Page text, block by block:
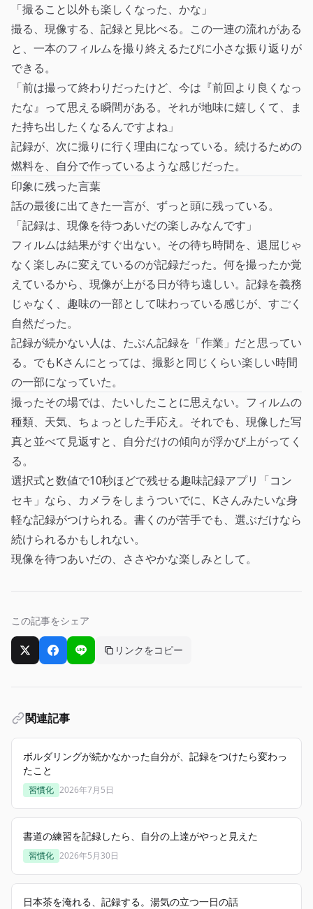
「撮ること以外も楽しくなった、かな」
撮る、現像する、記録と見比べる。この一連の流れがある
と、一本のフィルムを撮り終えるたびに小さな振り返りが
できる。
「前は撮って終わりだったけど、今は『前回より良くなっ
たな』って思える瞬間がある。それが地味に嬉しくて、ま
た持ち出したくなるんですよね」
記録が、次に撮りに行く理由になっている。続けるための
燃料を、自分で作っているような感じだった。
印象に残った言葉
話の最後に出てきた一言が、ずっと頭に残っている。
「記録は、現像を待つあいだの楽しみなんです」
フィルムは結果がすぐ出ない。その待ち時間を、退屈じゃ
なく楽しみに変えているのが記録だった。何を撮ったか覚
えているから、現像が上がる日が待ち遠しい。記録を義務
じゃなく、趣味の一部として味わっている感じが、すごく
自然だった。
記録が続かない人は、たぶん記録を「作業」だと思ってい
る。でもKさんにとっては、撮影と同じくらい楽しい時間
の一部になっていた。
撮ったその場では、たいしたことに思えない。フィルムの
種類、天気、ちょっとした手応え。それでも、現像した写
真と並べて見返すと、自分だけの傾向が浮かび上がってく
る。
選択式と数値で10秒ほどで残せる趣味記録アプリ「コン
セキ」なら、カメラをしまうついでに、Kさんみたいな身
軽な記録がつけられる。書くのが苦手でも、選ぶだけなら
続けられるかもしれない。
現像を待つあいだの、ささやかな楽しみとして。
この記事をシェア
XでシェアFacebookでシェア
LINEでシェアリンクをコピー
関連記事
ボルダリングが続かなかった自分が、記録をつけたら変わっ
たこと
習慣化 2026年7月5日
書道の練習を記録したら、自分の上達がやっと見えた
習慣化 2026年5月30日
日本茶を淹れる、記録する。湯気の立つ一日の話